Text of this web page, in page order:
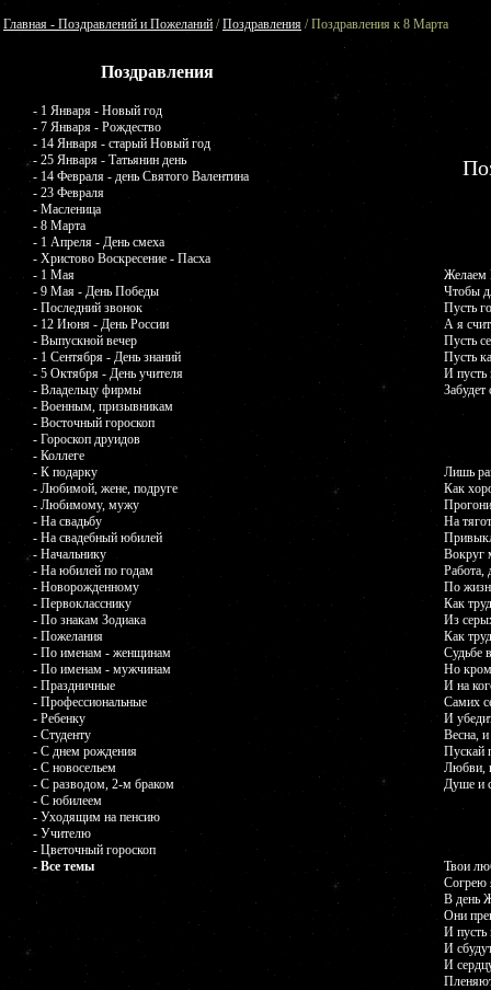
Главная - Поздравлений и Пожеланий /Поздравления / Поздравления к 8 Марта
Поздравления
- 1 Января - Новый год
- 7 Января - Рождество
- 14 Января - старый Новый год
- 25 Января - Татьянин день
- 14 Февраля - день Святого Валентина
- 23 Февраля
- Масленица
- 8 Марта
- 1 Апреля - День смеха
- Христово Воскресение - Пасха
- 1 Мая
- 9 Мая - День Победы
- Последний звонок
- 12 Июня - День России
- Выпускной вечер
- 1 Сентября - День знаний
- 5 Октября - День учителя
- Владельцу фирмы
- Военным, призывникам
- Восточный гороскоп
- Гороскоп друидов
- Коллеге
- К подарку
- Любимой, жене, подруге
- Любимому, мужу
- На свадьбу
- На свадебный юбилей
- Начальнику
- На юбилей по годам
- Новорожденному
- Первокласснику
- По знакам Зодиака
- Пожелания
- По именам - женщинам
- По именам - мужчинам
- Праздничные
- Профессиональные
- Ребенку
- Студенту
- С днем рождения
- С новосельем
- С разводом, 2-м браком
- С юбилеем
- Уходящим на пенсию
- Учителю
- Цветочный гороскоп
- Все темы
Желаем
Чтобы
Пусть
А я
Пусть
Пусть
И пусть
Забудет
Лишь
Как
На
Вокруг
Работа,
По
Как
Из
Как
Судьбе
Но
И на
Самих
И
Весна,
Пускай
Любви,
Душе и
Твои
Согрею
В день
Они
И пусть
И
И